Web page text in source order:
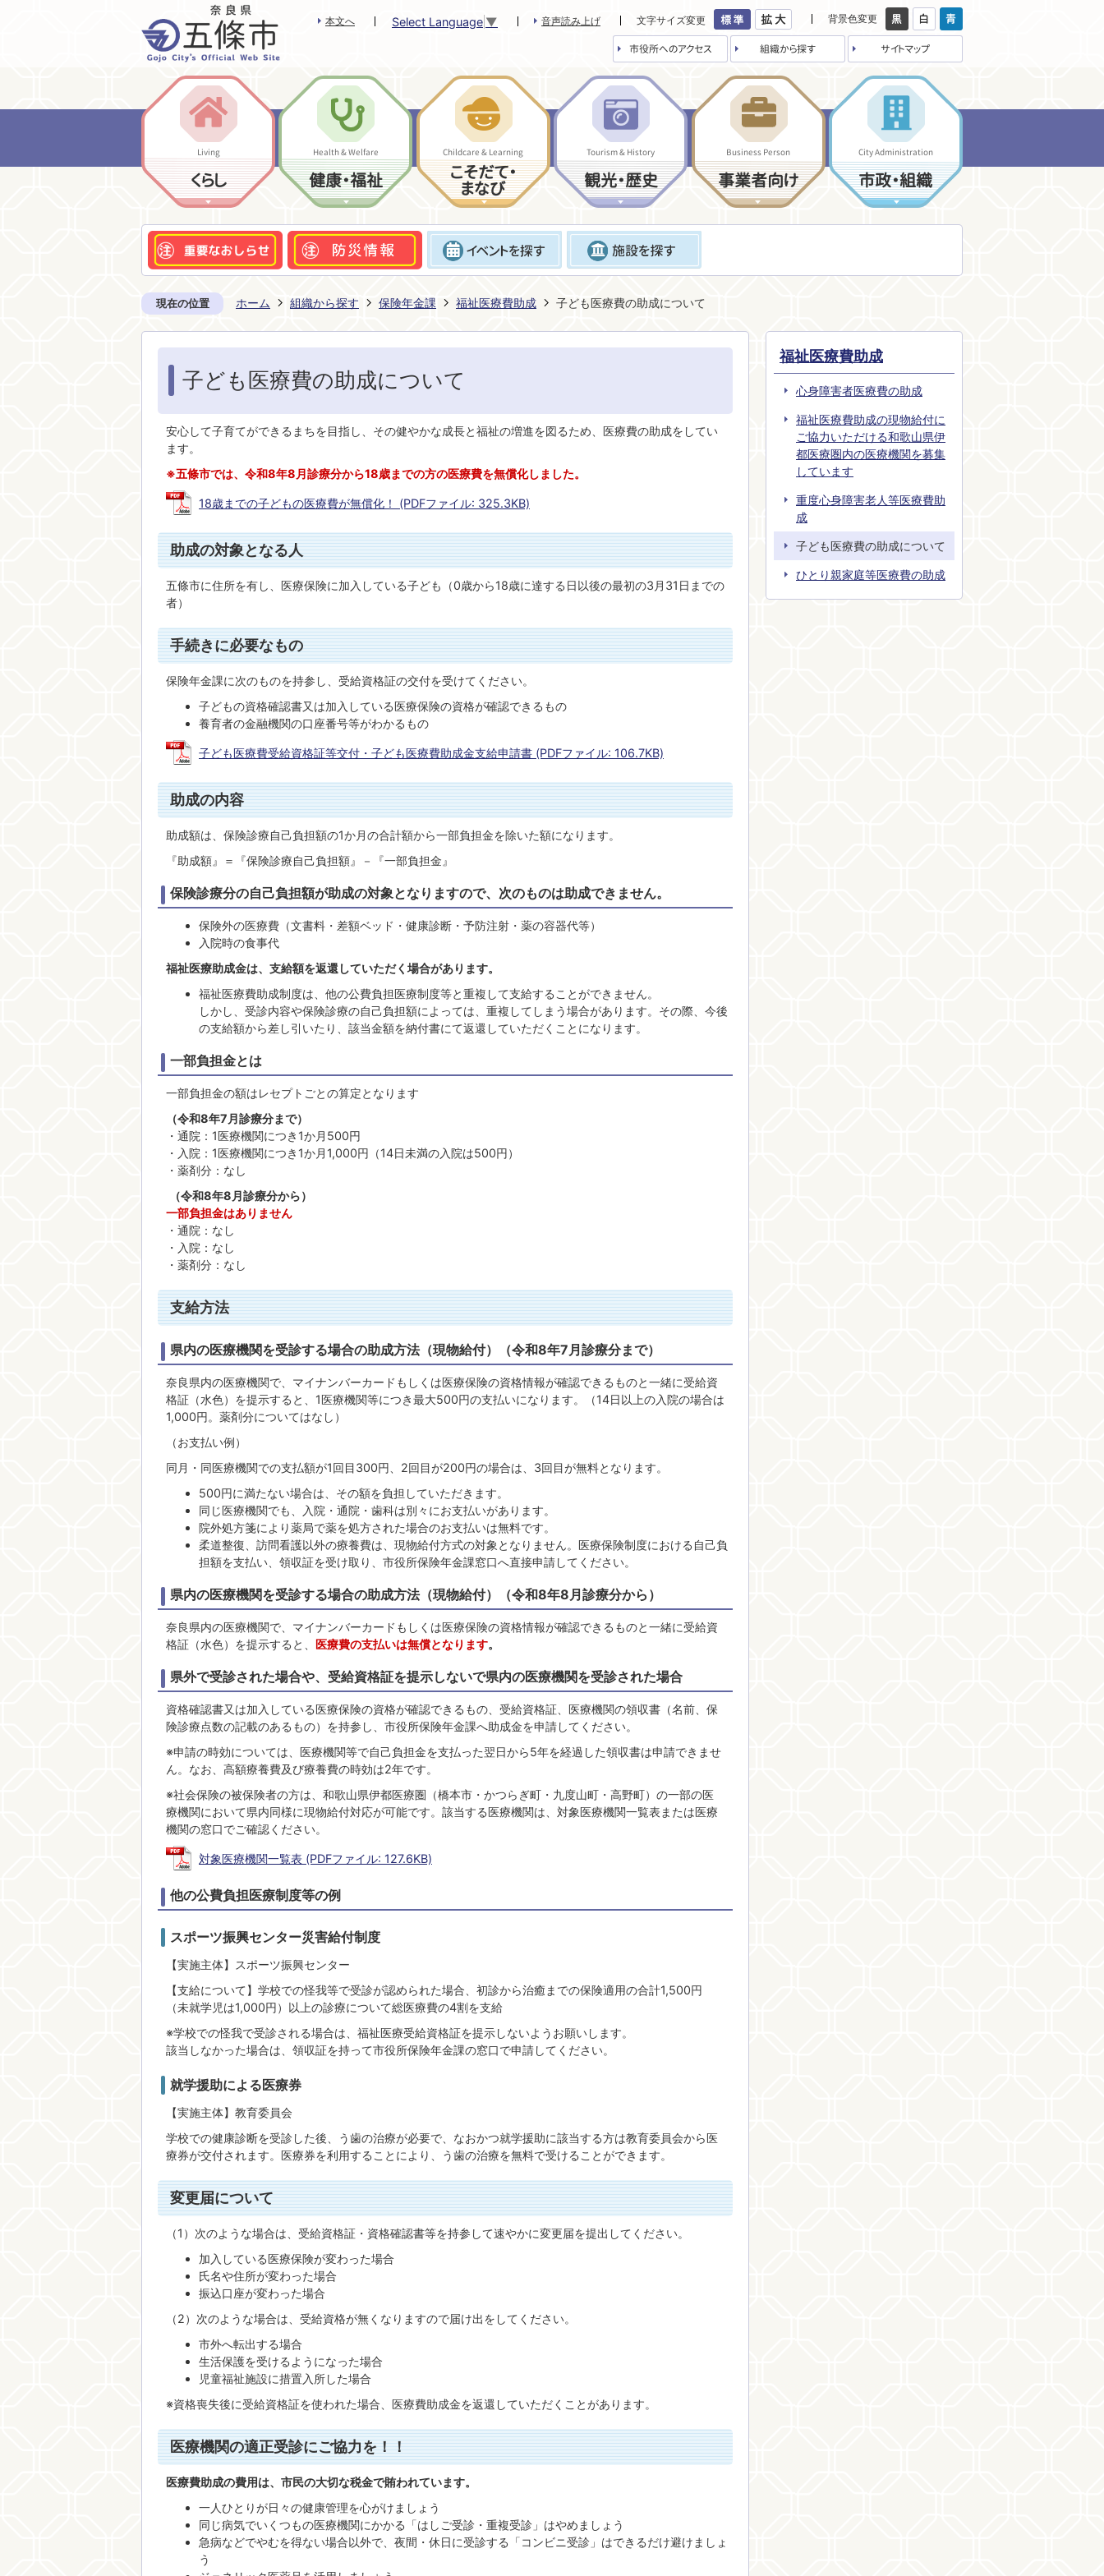
本文へ Select Language ▼ 音声読み上げ 文字サイズ変更 背景色変更
市役所へのアクセス 組織から探す サイトマップ
Living
くらし
Health & Welfare
健康・福祉
Childcare & Learning
こそだて・
まなび
Tourism & History
観光・歴史
Business Person
事業者向け
City Administration
市政・組織
現在の位置 ホーム 組織から探す 保険年金課 福祉医療費助成 子ども医療費の助成について
子ども医療費の助成について
安心して子育てができるまちを目指し、その健やかな成長と福祉の増進を図るため、医療費の助成をしてい
ます。
※五條市では、令和8年8月診療分から18歳までの方の医療費を無償化しました。
18歳までの子どもの医療費が無償化！ (PDFファイル: 325.3KB)
助成の対象となる人
五條市に住所を有し、医療保険に加入している子ども（0歳から18歳に達する日以後の最初の3月31日までの
者）
手続きに必要なもの
保険年金課に次のものを持参し、受給資格証の交付を受けてください。
子どもの資格確認書又は加入している医療保険の資格が確認できるもの
養育者の金融機関の口座番号等がわかるもの
子ども医療費受給資格証等交付・子ども医療費助成金支給申請書 (PDFファイル: 106.7KB)
助成の内容
助成額は、保険診療自己負担額の1か月の合計額から一部負担金を除いた額になります。
『助成額』＝『保険診療自己負担額』－『一部負担金』
保険診療分の自己負担額が助成の対象となりますので、次のものは助成できません。
保険外の医療費（文書料・差額ベッド・健康診断・予防注射・薬の容器代等）
入院時の食事代
福祉医療助成金は、支給額を返還していただく場合があります。
福祉医療費助成制度は、他の公費負担医療制度等と重複して支給することができません。
しかし、受診内容や保険診療の自己負担額によっては、重複してしまう場合があります。その際、今後
の支給額から差し引いたり、該当金額を納付書にて返還していただくことになります。
一部負担金とは
一部負担金の額はレセプトごとの算定となります
（令和8年7月診療分まで）
・通院：1医療機関につき1か月500円
・入院：1医療機関につき1か月1,000円（14日未満の入院は500円）
・薬剤分：なし
（令和8年8月診療分から）
一部負担金はありません
・通院：なし
・入院：なし
・薬剤分：なし
支給方法
県内の医療機関を受診する場合の助成方法（現物給付）（令和8年7月診療分まで）
奈良県内の医療機関で、マイナンバーカードもしくは医療保険の資格情報が確認できるものと一緒に受給資
格証（水色）を提示すると、1医療機関等につき最大500円の支払いになります。（14日以上の入院の場合は
1,000円。薬剤分についてはなし）
（お支払い例）
同月・同医療機関での支払額が1回目300円、2回目が200円の場合は、3回目が無料となります。
500円に満たない場合は、その額を負担していただきます。
同じ医療機関でも、入院・通院・歯科は別々にお支払いがあります。
院外処方箋により薬局で薬を処方された場合のお支払いは無料です。
柔道整復、訪問看護以外の療養費は、現物給付方式の対象となりません。医療保険制度における自己負
担額を支払い、領収証を受け取り、市役所保険年金課窓口へ直接申請してください。
県内の医療機関を受診する場合の助成方法（現物給付）（令和8年8月診療分から）
奈良県内の医療機関で、マイナンバーカードもしくは医療保険の資格情報が確認できるものと一緒に受給資
格証（水色）を提示すると、 医療費の支払いは無償となります。
県外で受診された場合や、受給資格証を提示しないで県内の医療機関を受診された場合
資格確認書又は加入している医療保険の資格が確認できるもの、受給資格証、医療機関の領収書（名前、保
険診療点数の記載のあるもの）を持参し、市役所保険年金課へ助成金を申請してください。
※申請の時効については、医療機関等で自己負担金を支払った翌日から5年を経過した領収書は申請できませ
ん。なお、高額療養費及び療養費の時効は2年です。
※社会保険の被保険者の方は、和歌山県伊都医療圏（橋本市・かつらぎ町・九度山町・高野町）の一部の医
療機関において県内同様に現物給付対応が可能です。該当する医療機関は、対象医療機関一覧表または医療
機関の窓口でご確認ください。
対象医療機関一覧表 (PDFファイル: 127.6KB)
他の公費負担医療制度等の例
スポーツ振興センター災害給付制度
【実施主体】スポーツ振興センター
【支給について】学校での怪我等で受診が認められた場合、初診から治癒までの保険適用の合計1,500円
（未就学児は1,000円）以上の診療について総医療費の4割を支給
※学校での怪我で受診される場合は、福祉医療受給資格証を提示しないようお願いします。
該当しなかった場合は、領収証を持って市役所保険年金課の窓口で申請してください。
就学援助による医療券
【実施主体】教育委員会
学校での健康診断を受診した後、う歯の治療が必要で、なおかつ就学援助に該当する方は教育委員会から医
療券が交付されます。医療券を利用することにより、う歯の治療を無料で受けることができます。
変更届について
（1）次のような場合は、受給資格証・資格確認書等を持参して速やかに変更届を提出してください。
加入している医療保険が変わった場合
氏名や住所が変わった場合
振込口座が変わった場合
（2）次のような場合は、受給資格が無くなりますので届け出をしてください。
市外へ転出する場合
生活保護を受けるようになった場合
児童福祉施設に措置入所した場合
※資格喪失後に受給資格証を使われた場合、医療費助成金を返還していただくことがあります。
医療機関の適正受診にご協力を！！
医療費助成の費用は、市民の大切な税金で賄われています。
一人ひとりが日々の健康管理を心がけましょう
同じ病気でいくつもの医療機関にかかる「はしご受診・重複受診」はやめましょう
急病などでやむを得ない場合以外で、夜間・休日に受診する「コンビニ受診」はできるだけ避けましょ
う
福祉医療費助成
心身障害者医療費の助成
福祉医療費助成の現物給付に
ご協力いただける和歌山県伊
都医療圏内の医療機関を募集
しています
重度心身障害老人等医療費助
成
子ども医療費の助成について
ひとり親家庭等医療費の助成